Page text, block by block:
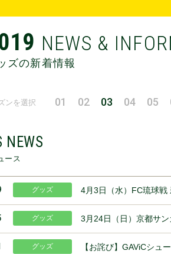
NEWS &
ズの新着情報
ンを選択 01 02 03 04 05
NEWS
ース
グッズ 4月3日（水）FC琉球戦
グッズ 3月24日（日）京都サ
グッズ
【お詫び】GAViCシュ